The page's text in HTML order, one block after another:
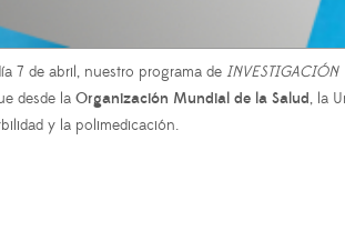
7 de abril, nuestro programa de INVESTIGACIÓN
desde la Organización Mundial de la Salud, la
y la polimedicación.